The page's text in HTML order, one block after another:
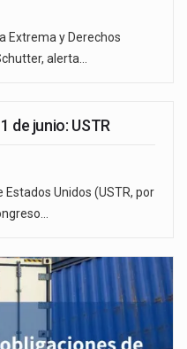
Extrema y Derechos
alerta…
de junio: USTR
Estados Unidos (USTR, por